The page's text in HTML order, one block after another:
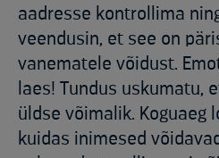
aadresse kontrollima
veendusin, et see on
vanematele võidust.
laes! Tundus uskumatu,
üldse võimalik. Koguaeg
kuidas inimesed